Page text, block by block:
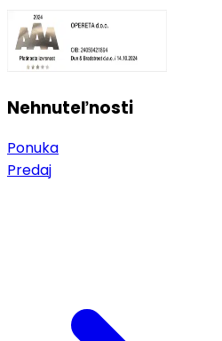
Nehnuteľnosti
Ponuka
Predaj